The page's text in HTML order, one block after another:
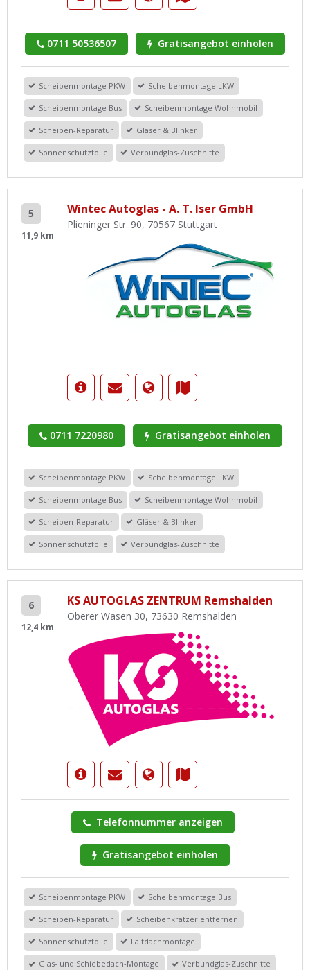
0711 50536507 Gratisangebot einholen
Scheibenmontage PKW Scheibenmontage LKW
Scheibenmontage Bus Scheibenmontage Wohnmobil
Scheiben-Reparatur Gläser & Blinker
Sonnenschutzfolie Verbundglas-Zuschnitte
5
11,9 km
Wintec Autoglas - A. T. Iser GmbH
Plieninger Str. 90, 70567 Stuttgart
0711 7220980 Gratisangebot einholen
Scheibenmontage PKW Scheibenmontage LKW
Scheibenmontage Bus Scheibenmontage Wohnmobil
Scheiben-Reparatur Gläser & Blinker
Sonnenschutzfolie Verbundglas-Zuschnitte
6
12,4 km
KS AUTOGLAS ZENTRUM Remshalden
Oberer Wasen 30, 73630 Remshalden
Telefonnummer anzeigen
Gratisangebot einholen
Scheibenmontage PKW Scheibenmontage Bus
Scheiben-Reparatur Scheibenkratzer entfernen
Sonnenschutzfolie Faltdachmontage
Glas- und Schiebedach-Montage Verbundglas-Zuschnitte